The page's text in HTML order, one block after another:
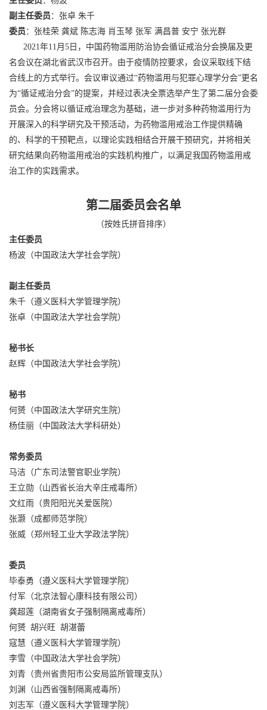
副主任委员 ：张卓 朱千
委员 ：张桂荣 龚斌 陈志海 肖玉琴 张军 满昌普 安宁 张光群
2021年11月5日，中国药物滥用防治协会循证戒治分会换届及更
名会议在湖北省武汉市召开。由于疫情防控要求，会议采取线下结
合线上的方式举行。会议审议通过“药物滥用与犯罪心理学分会”更名
为“循证戒治分会”的提案，并经过表决全票选举产生了第二届分会委
员会。分会将以循证戒治理念为基础，进一步对多种药物滥用行为
开展深入的科学研究及干预活动，为药物滥用戒治工作提供精确
的、科学的干预靶点，以理论实践相结合开展干预研究，并将相关
研究结果向药物滥用戒治的实践机构推广，以满足我国药物滥用戒
治工作的实践需求。
第二届委员会名单
（按姓氏拼音排序）
主任委员
杨波（中国政法大学社会学院）
副主任委员
朱千（遵义医科大学管理学院）
张卓（中国政法大学社会学院）
秘书长
赵辉（中国政法大学社会学院）
秘书
何赟（中国政法大学研究生院）
杨佳丽（中国政法大学科研处）
常务委员
马洁（广东司法警官职业学院）
王立勋（山西省长治大辛庄戒毒所）
文红雨（贵阳阳光关爱医院）
张灏（成都师范学院）
张威（郑州轻工业大学政法学院）
委员
毕泰勇（遵义医科大学管理学院）
付军（北京法智心康科技有限公司）
龚超莲（湖南省女子强制隔离戒毒所）
何赟 胡兴旺 胡湛蕾
寇慧（遵义医科大学管理学院）
李雪（中国政法大学社会学院）
刘青（贵州省贵阳市公安局监所管理支队）
刘渊（山西省强制隔离戒毒所）
刘志军（遵义医科大学管理学院）